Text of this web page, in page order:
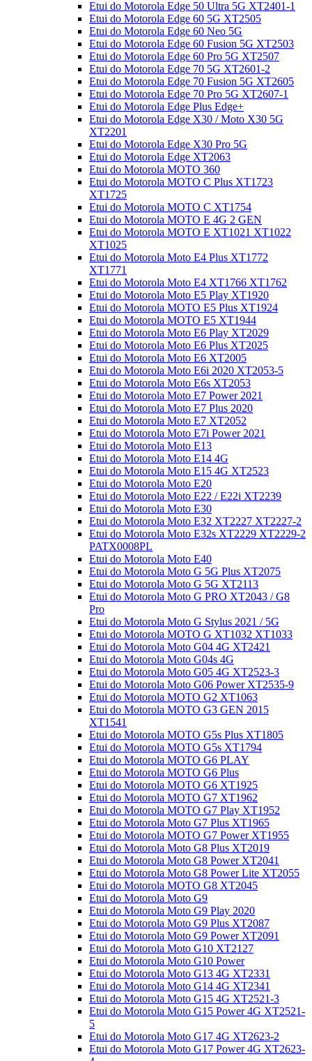
Etui do Motorola Edge 50 Ultra 5G XT2401-1
Etui do Motorola Edge 60 5G XT2505
Etui do Motorola Edge 60 Neo 5G
Etui do Motorola Edge 60 Fusion 5G XT2503
Etui do Motorola Edge 60 Pro 5G XT2507
Etui do Motorola Edge 70 5G XT2601-2
Etui do Motorola Edge 70 Fusion 5G XT2605
Etui do Motorola Edge 70 Pro 5G XT2607-1
Etui do Motorola Edge Plus Edge+
Etui do Motorola Edge X30 / Moto X30 5G
XT2201
Etui do Motorola Edge X30 Pro 5G
Etui do Motorola Edge XT2063
Etui do Motorola MOTO 360
Etui do Motorola MOTO C Plus XT1723
XT1725
Etui do Motorola MOTO C XT1754
Etui do Motorola MOTO E 4G 2 GEN
Etui do Motorola MOTO E XT1021 XT1022
XT1025
Etui do Motorola Moto E4 Plus XT1772
XT1771
Etui do Motorola Moto E4 XT1766 XT1762
Etui do Motorola Moto E5 Play XT1920
Etui do Motorola MOTO E5 Plus XT1924
Etui do Motorola MOTO E5 XT1944
Etui do Motorola Moto E6 Play XT2029
Etui do Motorola Moto E6 Plus XT2025
Etui do Motorola Moto E6 XT2005
Etui do Motorola Moto E6i 2020 XT2053-5
Etui do Motorola Moto E6s XT2053
Etui do Motorola Moto E7 Power 2021
Etui do Motorola Moto E7 Plus 2020
Etui do Motorola Moto E7 XT2052
Etui do Motorola Moto E7i Power 2021
Etui do Motorola Moto E13
Etui do Motorola Moto E14 4G
Etui do Motorola Moto E15 4G XT2523
Etui do Motorola Moto E20
Etui do Motorola Moto E22 / E22i XT2239
Etui do Motorola Moto E30
Etui do Motorola Moto E32 XT2227 XT2227-2
Etui do Motorola Moto E32s XT2229 XT2229-2
PATX0008PL
Etui do Motorola Moto E40
Etui do Motorola Moto G 5G Plus XT2075
Etui do Motorola Moto G 5G XT2113
Etui do Motorola Moto G PRO XT2043 / G8
Pro
Etui do Motorola Moto G Stylus 2021 / 5G
Etui do Motorola MOTO G XT1032 XT1033
Etui do Motorola Moto G04 4G XT2421
Etui do Motorola Moto G04s 4G
Etui do Motorola Moto G05 4G XT2523-3
Etui do Motorola Moto G06 Power XT2535-9
Etui do Motorola MOTO G2 XT1063
Etui do Motorola MOTO G3 GEN 2015
XT1541
Etui do Motorola MOTO G5s Plus XT1805
Etui do Motorola MOTO G5s XT1794
Etui do Motorola MOTO G6 PLAY
Etui do Motorola MOTO G6 Plus
Etui do Motorola MOTO G6 XT1925
Etui do Motorola MOTO G7 XT1962
Etui do Motorola MOTO G7 Play XT1952
Etui do Motorola Moto G7 Plus XT1965
Etui do Motorola MOTO G7 Power XT1955
Etui do Motorola Moto G8 Plus XT2019
Etui do Motorola Moto G8 Power XT2041
Etui do Motorola Moto G8 Power Lite XT2055
Etui do Motorola MOTO G8 XT2045
Etui do Motorola Moto G9
Etui do Motorola Moto G9 Play 2020
Etui do Motorola Moto G9 Plus XT2087
Etui do Motorola Moto G9 Power XT2091
Etui do Motorola Moto G10 XT2127
Etui do Motorola Moto G10 Power
Etui do Motorola Moto G13 4G XT2331
Etui do Motorola Moto G14 4G XT2341
Etui do Motorola Moto G15 4G XT2521-3
Etui do Motorola Moto G15 Power 4G XT2521-
5
Etui do Motorola Moto G17 4G XT2623-2
Etui do Motorola Moto G17 Power 4G XT2623-